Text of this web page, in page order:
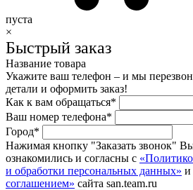
пуста
×
Быстрый заказ
Название товара
Укажите ваш телефон – и мы
детали и оформить заказ!
Как к вам обращаться*
Ваш номер телефона*
Город*
Нажимая кнопку "Заказать звонок"
ознакомились и согласны с
и обработки персональных данных» и
соглашением» сайта san.team.ru